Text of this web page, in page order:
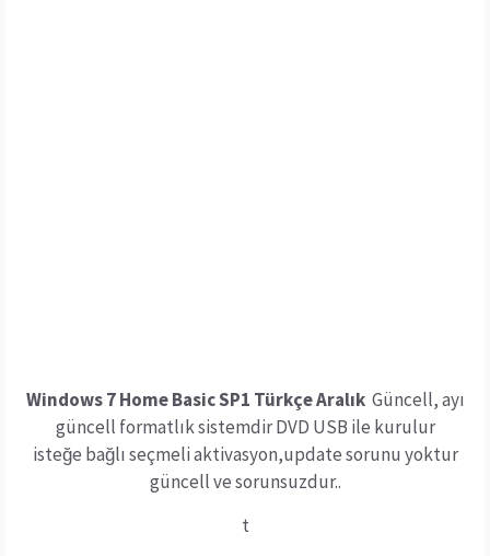
Windows 7 Home Basic SP1 Türkçe Aralık Güncell, ayı
güncell formatlık sistemdir DVD USB ile kurulur
isteğe bağlı seçmeli aktivasyon,update sorunu yoktur
güncell ve sorunsuzdur..
t